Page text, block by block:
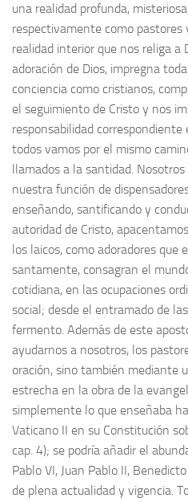
una realidad profunda,
respectivamente como pastores
realidad interior que nos religa a
adoración de Dios, impregna
conciencia como cristianos,
el seguimiento de Cristo y nos
responsabilidad
todos vamos por el mismo
llamados a la santidad.
nuestra función de
enseñando, santificando y
autoridad de Cristo,
los laicos, como adoradores que
santamente, consagran el
cotidiana, en las ocupaciones
social; desde el entramado de
fermento. Además de este
ayudarnos a nosotros, los
oración, sino también mediante
estrecha en la obra de la
simplemente lo que enseñaba
Vaticano II en su Constitución
cap. 4); se podría añadir el
Pablo VI, Juan Pablo II,
de plena actualidad y vigencia.